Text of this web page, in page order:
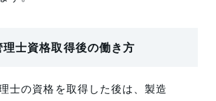
士資格取得後の働き方
士の資格を取得した後は、製造